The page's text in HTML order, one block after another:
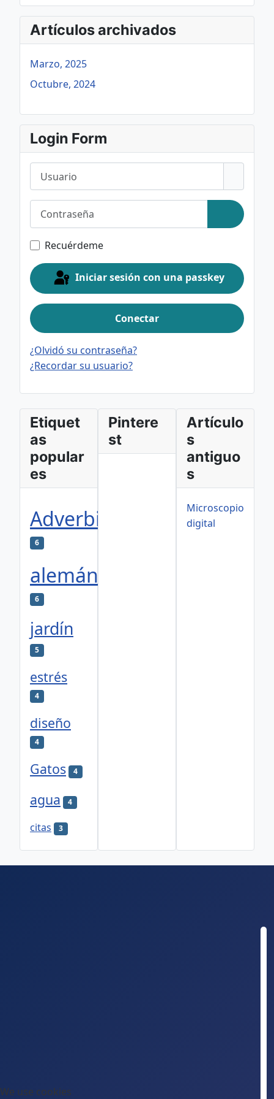
Artículos archivados
Marzo, 2025
Octubre, 2024
Login Form
Contraseña
Mostrar
Recuérdeme
Iniciar sesión con una passkey
Conectar
¿Olvidó su contraseña?
¿Recordar su usuario?
Etiquet
as
popular
es
Adverbios
6
alemán
6
jardín
5
estrés
4
diseño
4
Gatos 4
agua 4
citas 3
Pintere
st
Artículo
s
antiguo
s
Microscopio
digital
We use cookies